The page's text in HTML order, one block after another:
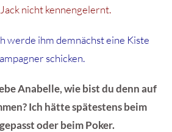
nicht kennengelernt.
werde ihm demnächst eine Kiste
schicken.
Anabelle, wie bist du denn auf
Ich hätte spätestens beim
oder beim Poker.